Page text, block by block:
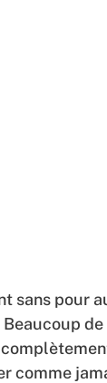
sans pour
comme